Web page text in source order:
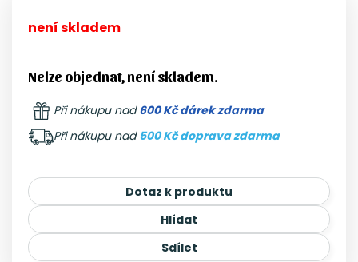
není skladem
Nelze objednat, není skladem.
Při nákupu nad600 Kč dárek zdarma
Při nákupu nad 500 Kč doprava zdarma
Dotaz k produktu
Hlídat
Sdílet